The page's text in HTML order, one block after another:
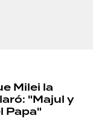
Milei la
"Majul y
Papa"